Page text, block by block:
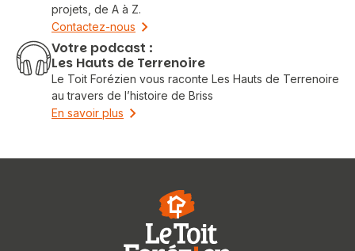
Vous recherchez&nbsp;:
projets, de A à Z.
Contactez-nous
Votre podcast :
Les Hauts de Terrenoire
Le Toit Forézien vous raconte Les Hauts de Terrenoire
au travers de l’histoire de Briss
En savoir plus